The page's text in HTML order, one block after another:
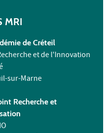
MRI
de Créteil
et de l'Innovation
sur-Marne
Recherche et